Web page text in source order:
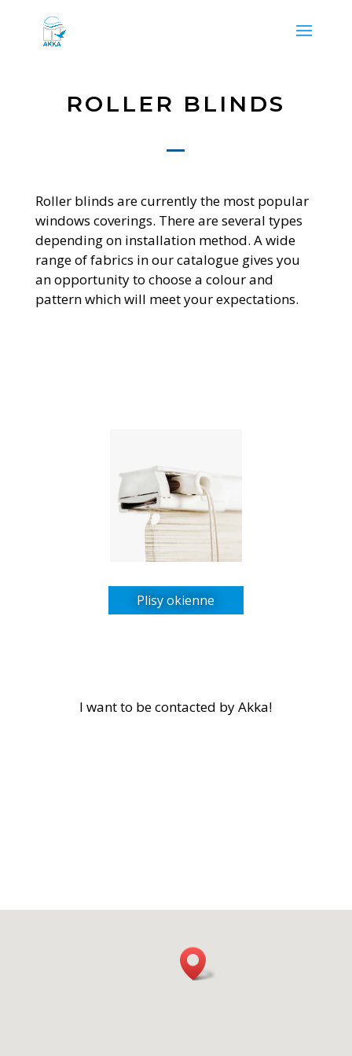
ROLLER BLINDS
Roller blinds are currently the most popular
windows coverings. There are several types
depending on installation method. A wide
range of fabrics in our catalogue gives you
an opportunity to choose a colour and
pattern which will meet your expectations.
Plisy okienne
I want to be contacted by Akka!